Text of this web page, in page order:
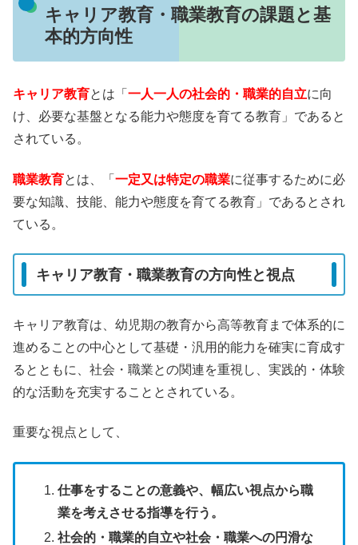
キャリア教育・職業教育の課題と基
本的方向性
キャリア教育とは「 一人一人の社会的・職業的自立に向
け、必要な基盤となる能力や態度を育てる教育」であると
されている。
職業教育とは、「 一定又は特定の職業に従事するために必
要な知識、技能、能力や態度を育てる教育」であるとされ
ている。
キャリア教育・職業教育の方向性と視点
キャリア教育は、幼児期の教育から高等教育まで体系的に
進めることの中心として基礎・汎用的能力を確実に育成す
るとともに、社会・職業との関連を重視し、実践的・体験
的な活動を充実することとされている。
重要な視点として、
仕事をすることの意義や、幅広い視点から職
業を考えさせる指導を行う。
社会的・職業的自立や社会・職業への円滑な